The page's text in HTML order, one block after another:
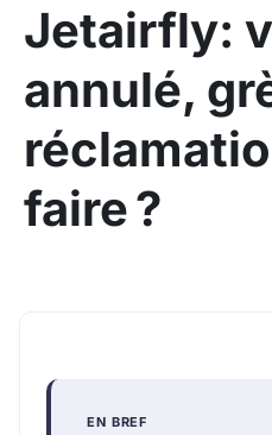
Jetairfly:
annulé,
faire ?
EN BREF